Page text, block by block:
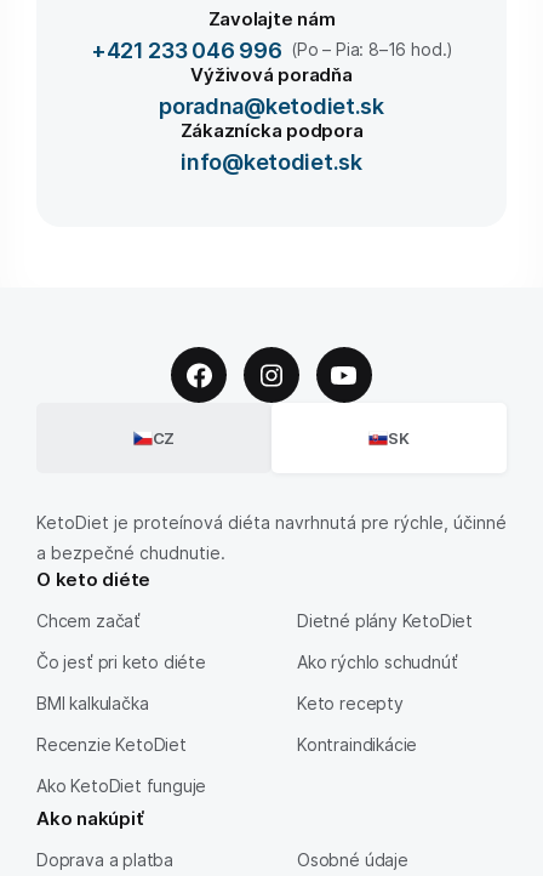
Zavolajte nám
+421 233 046 996 (Po – Pia: 8–16 hod.)
Výživová poradňa
poradna@ketodiet.sk
Zákaznícka podpora
info@ketodiet.sk
CZ SK
KetoDiet je proteínová diéta navrhnutá pre rýchle, účinné
a bezpečné chudnutie.
O keto diéte
Chcem začať
Čo jesť pri keto diéte
BMI kalkulačka
Recenzie KetoDiet
Ako KetoDiet funguje
Dietné plány KetoDiet
Ako rýchlo schudnúť
Keto recepty
Kontraindikácie
Ako nakúpiť
Doprava a platba
Osobné údaje